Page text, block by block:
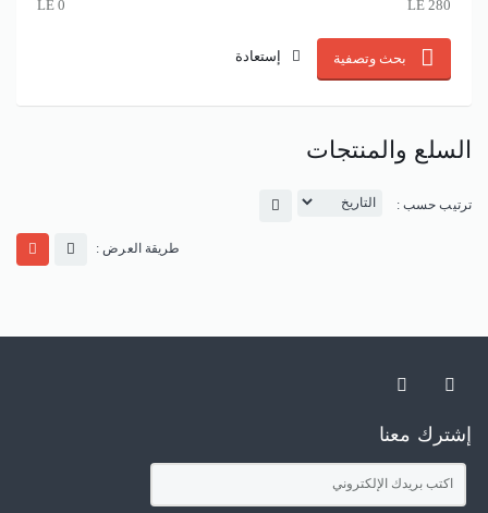
إستعادة
السلع والمنتجات
ترتيب حسب :
طريقة العرض :
إشترك معنا